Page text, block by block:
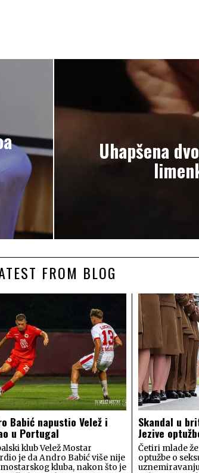
Uhapšena
FROM BLOG
Babić napustio Velež i
u Portugal
klub Velež Mostar
je da Andro Babić više nije
kluba, nakon što je
Skandal u
Jezive
Četiri mlade
optužbe o